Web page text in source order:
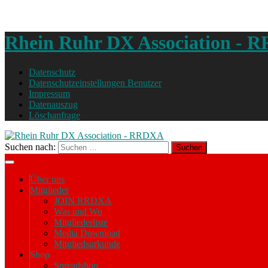
Rhein Ruhr DX Association -
Datenschutz
Datenschutzeinstellungen Benutzer
Impressum
Datenauszug
Löschanfrage
Suchen nach:
Über uns
Mitglieder
JOIN RRDXA
Was und Wo
Mitgliederliste
Media Download
Mitgliedsurkunde
Shop
Spreadshop